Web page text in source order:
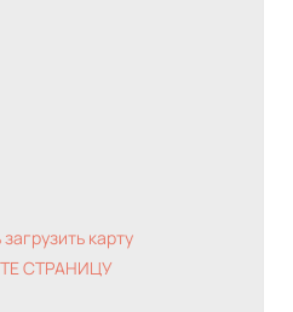
карту
СТРАНИЦУ